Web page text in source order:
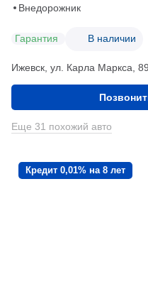
Внедорожник
Гарантия В наличии
Ижевск, ул. Карла Маркса, 89
Еще 31 похожий авто
Кредит 0,01% на 8 лет